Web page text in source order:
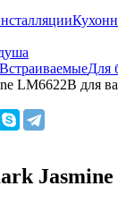
ВстраиваемыеДля
LM6622B для